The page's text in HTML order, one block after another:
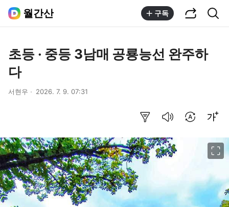
월간산 구독
초등 · 중등 3남매 공룡능선 완주하
다
서현우 2026. 7. 9. 07:31